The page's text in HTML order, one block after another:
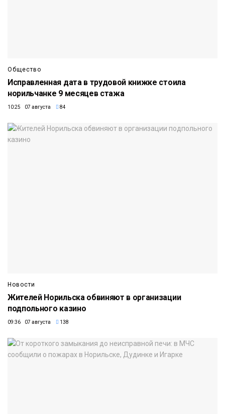
Общество
Исправленная дата в трудовой книжке стоила
норильчанке 9 месяцев стажа
10:25 07 августа 84
Новости
Жителей Норильска обвиняют в организации
подпольного казино
09:36 07 августа 138